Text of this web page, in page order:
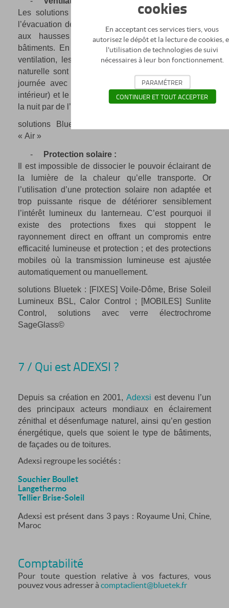
Les solutions Bluetek peuvent être un atout pour
l’évacuation de l’air vicié, ainsi qu’une solution face
aux hausses de température à l’intérieur des
bâtiments. En fonction des besoins et périodes de
ventilation, les principaux usages de la ventilation
naturelle sont le Free-cooling diurne (surventiler en
journée avec de l’air extérieur plus frais que l’air
intérieur) et le Night-Cooling (rafraichir les bâtiments
la nuit par de l’air extérieur).
solutions Bluetek : tous les lanterneaux Bluetek
« Air »
-
Protection solaire :
Il est impossible de dissocier le pouvoir éclairant de
la lumière de la chaleur qu’elle transporte. Or
l’utilisation d’une protection solaire non adaptée et
trop puissante risque de détériorer sensiblement
l’intérêt lumineux du lanterneau. C’est pourquoi il
existe des protections fixes qui stoppent le
rayonnement direct en offrant un compromis entre
efficacité lumineuse et protection ; et des protections
mobiles où la transmission lumineuse est ajustée
automatiquement ou manuellement.
solutions Bluetek : [FIXES] Voile-Dôme, Brise Soleil
Lumineux BSL, Calor Control ; [MOBILES] Sunlite
Control, solutions avec verre électrochrome
SageGlass©
7 / Qui est ADEXSI ?
Depuis sa création en 2001, Adexsi est devenu l’un
des principaux acteurs mondiaux en éclairement
zénithal et désenfumage naturel, ainsi qu’en gestion
énergétique, quels que soient le type de bâtiments,
de façades ou de toitures.
Adexsi regroupe les sociétés :
Souchier Boullet
Langethermo
Tellier Brise-Soleil
Adexsi est présent dans 3 pays : Royaume Uni, Chine,
Maroc
Comptabilité
Pour toute question relative à vos factures, vous
pouvez vous adresser à comptaclient@bluetek.fr
cookies
En acceptant ces services tiers, vous
autorisez le dépôt et la lecture de cookies,
l'utilisation de technologies de suivi
nécessaires à leur bon fonctionnement.
PARAMÉTRER
CONTINUER ET TOUT ACCEPTER